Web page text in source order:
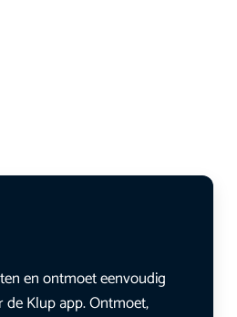
en ontmoet eenvoudig
de Klup app. Ontmoet,